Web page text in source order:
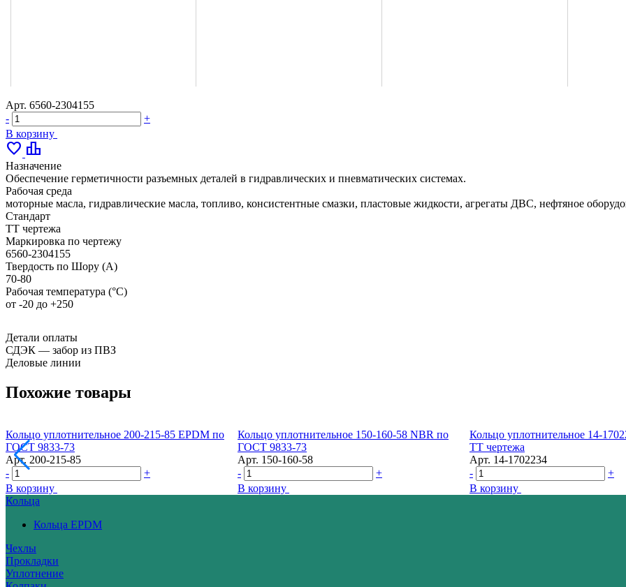
Арт. 6560-2304155
-
+
В корзину
favorite leaderboard
Назначение
Обеспечение герметичности разъемных деталей в гидравлических и пневматических системах.
Рабочая среда
моторные масла, гидравлические масла, топливо, консистентные смазки, пластовые жидкости, агрегаты ДВС, нефтяное
Стандарт
ТТ чертежа
Маркировка по чертежу
6560-2304155
Твердость по Шору (А)
70-80
Рабочая температура (°С)
от -20 до +250
Детали оплаты
СДЭК — забор из ПВЗ
Деловые линии
Похожие товары
Кольцо уплотнительное 200-215-85 EPDM по
ГОСТ 9833-73
Арт. 200-215-85
-
+
В корзину
Кольцо уплотнительное 150-160-58 NBR по
ГОСТ 9833-73
Арт. 150-160-58
-
+
В корзину
Кольцо уплотнительное 14-
ТТ чертежа
Арт. 14-1702234
-
+
В корзину
Кольца
Кольца EPDM
Чехлы
Прокладки
Уплотнение